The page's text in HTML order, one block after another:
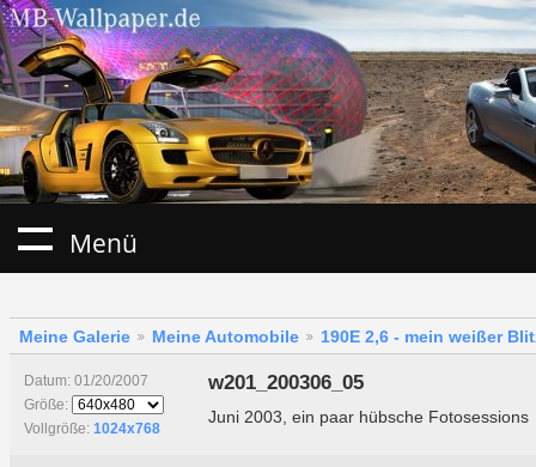
Menü
Meine Galerie Meine Automobile 190E 2,6 - mein weißer
Datum: 01/20/2007
Größe:
Vollgröße: 1024x768
w201_200306_05
Juni 2003, ein paar hübsche Fotosessions